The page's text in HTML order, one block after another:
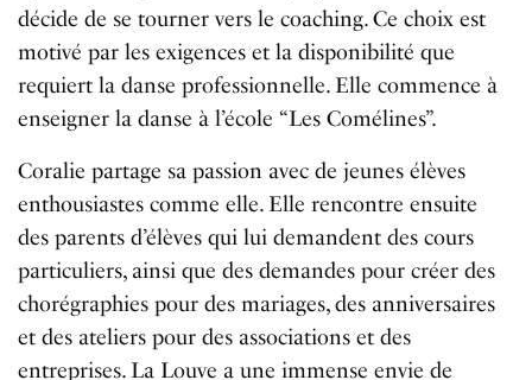
décide de se tourner vers le coaching. Ce choix est
motivé par les exigences et la disponibilité que
requiert la danse professionnelle. Elle commence à
enseigner la danse à l’école “Les Comélines”.
Coralie partage sa passion avec de jeunes élèves
enthousiastes comme elle. Elle rencontre ensuite
des parents d’élèves qui lui demandent des cours
particuliers, ainsi que des demandes pour créer des
chorégraphies pour des mariages, des anniversaires
et des ateliers pour des associations et des
entreprises. La Louve a une immense envie de